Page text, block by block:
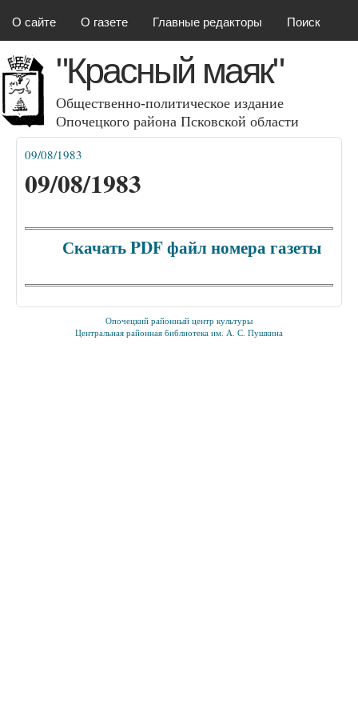
О сайте О газете Главные редакторы Поиск
"Красный маяк"
Общественно-политическое издание
Опочецкого района Псковcкой области
Вы здесь
09/08/1983
09/08/1983
Скачать PDF файл номера газеты
Опочецкий районный центр культуры
Центральная районная библиотека им. А. С. Пушкина